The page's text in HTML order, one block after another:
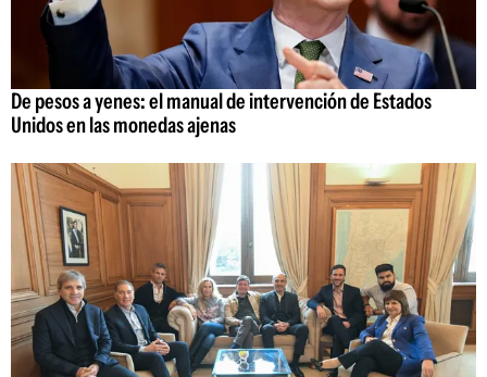
De pesos a yenes: el manual de intervención de Estados
Unidos en las monedas ajenas